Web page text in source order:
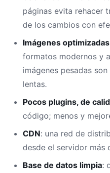
páginas evita rehacer
de los cambios con
Imágenes optimizadas
formatos modernos y
imágenes pesadas
lentas.
Pocos plugins, de
código; menos y
CDN: una red de
desde el servidor más
Base de datos limpia: